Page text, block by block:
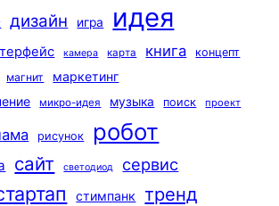
дизайн игра идея
камера карта книга
концепт
магнит
маркетинг
микро-идея музыка поиск проект
рисунок робот
сайт светодиод сервис
стимпанк тренд